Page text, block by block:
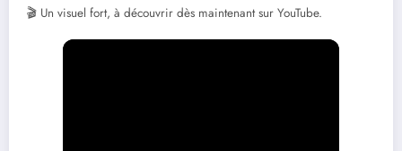
🎬 Un visuel fort, à découvrir dès maintenant sur YouTube.